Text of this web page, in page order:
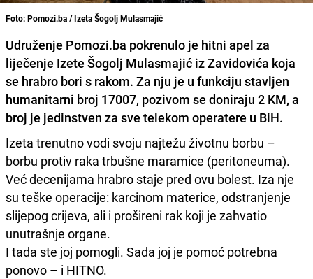
Foto: Pomozi.ba / Izeta Šogolj Mulasmajić
Udruženje Pomozi.ba pokrenulo je hitni apel za
liječenje Izete Šogolj Mulasmajić iz Zavidovića koja
se hrabro bori s rakom. Za nju je u funkciju stavljen
humanitarni broj 17007, pozivom se doniraju 2 KM, a
broj je jedinstven za sve telekom operatere u BiH.
Izeta trenutno vodi svoju najtežu životnu borbu –
borbu protiv raka trbušne maramice (peritoneuma).
Već decenijama hrabro staje pred ovu bolest. Iza nje
su teške operacije: karcinom materice, odstranjenje
slijepog crijeva, ali i prošireni rak koji je zahvatio
unutrašnje organe.
I tada ste joj pomogli. Sada joj je pomoć potrebna
ponovo – i HITNO.